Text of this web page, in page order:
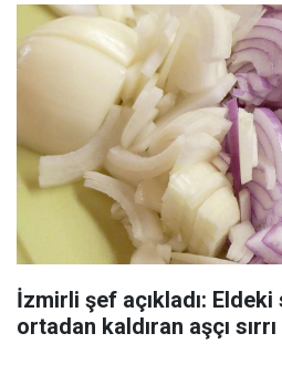
İzmirli şef açıkladı:
ortadan kaldıran aşçı sırrı